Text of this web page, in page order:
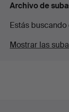
Archivo de
Estás
Mostrar las